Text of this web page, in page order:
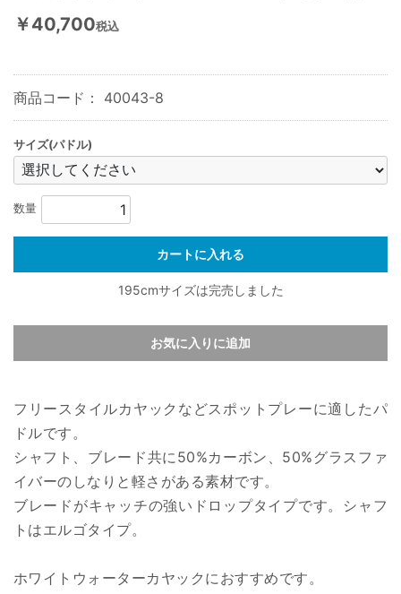
￥40,700税込
商品コード： 40043-8
サイズ(パドル)
数量
カートに入れる
195cmサイズは完売しました
お気に入りに追加
フリースタイルカヤックなどスポットプレーに適したパ
ドルです。
シャフト、ブレード共に50%カーボン、50%グラスファ
イバーのしなりと軽さがある素材です。
ブレードがキャッチの強いドロップタイプです。シャフ
トはエルゴタイプ。
ホワイトウォーターカヤックにおすすめです。